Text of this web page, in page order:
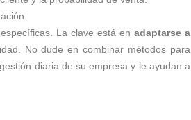
La clave está en adaptarse a
No dude en combinar métodos para
diaria de su empresa y le ayudan a